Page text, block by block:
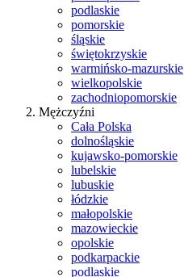
podlaskie
pomorskie
śląskie
świętokrzyskie
warmińsko-mazurskie
wielkopolskie
zachodniopomorskie
Mężczyźni
Cała Polska
dolnośląskie
kujawsko-pomorskie
lubelskie
lubuskie
łódzkie
małopolskie
mazowieckie
opolskie
podkarpackie
podlaskie